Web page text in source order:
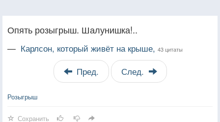
Опять розыгрыш. Шалунишка!..
— Карлсон, который живёт на крыше, 43 цитаты
Пред. След.
Розыгрыш
Сохранить